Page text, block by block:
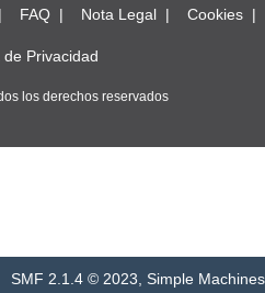
FAQ Nota Legal Cookies
de Privacidad
los derechos reservados
SMF 2.1.4 © 2023 Simple Machines